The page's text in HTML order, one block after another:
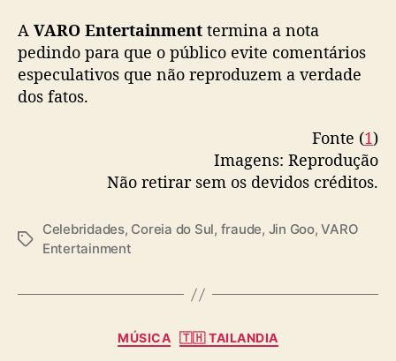
u
d
e
A VARO Entertainment termina a nota
pedindo para que o público evite comentários
especulativos que não reproduzem a verdade
dos fatos.
Fonte (1)
Imagens: Reprodução
Não retirar sem os devidos créditos.
T
s
Celebridades, Coreia do Sul, fraude, Jin Goo,VARO
Entertainment
C
MÚSICA 🇹🇭 TAILANDIA